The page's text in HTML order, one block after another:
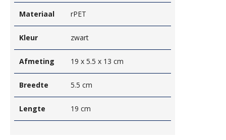
Materiaal rPET
Kleur zwart
Afmeting 19 x 5.5 x 13 cm
Breedte 5.5 cm
Lengte 19 cm